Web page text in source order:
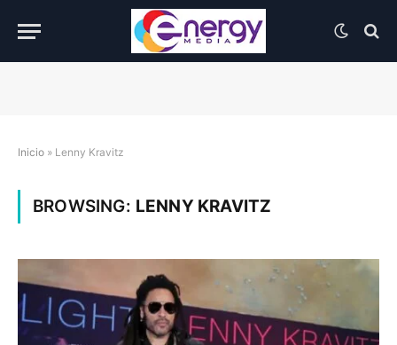
Inicio » Lenny Kravitz
BROWSING: LENNY KRAVITZ